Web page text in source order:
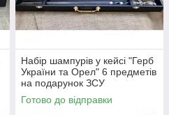
Набір шампурів у кейсі "Герб
України та Орел" 6 предметів
на подарунок ЗСУ
Готово до відправки